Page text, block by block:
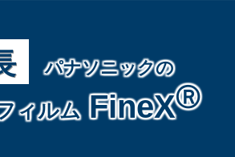
パナソニックの
ィルム FineXⓇ